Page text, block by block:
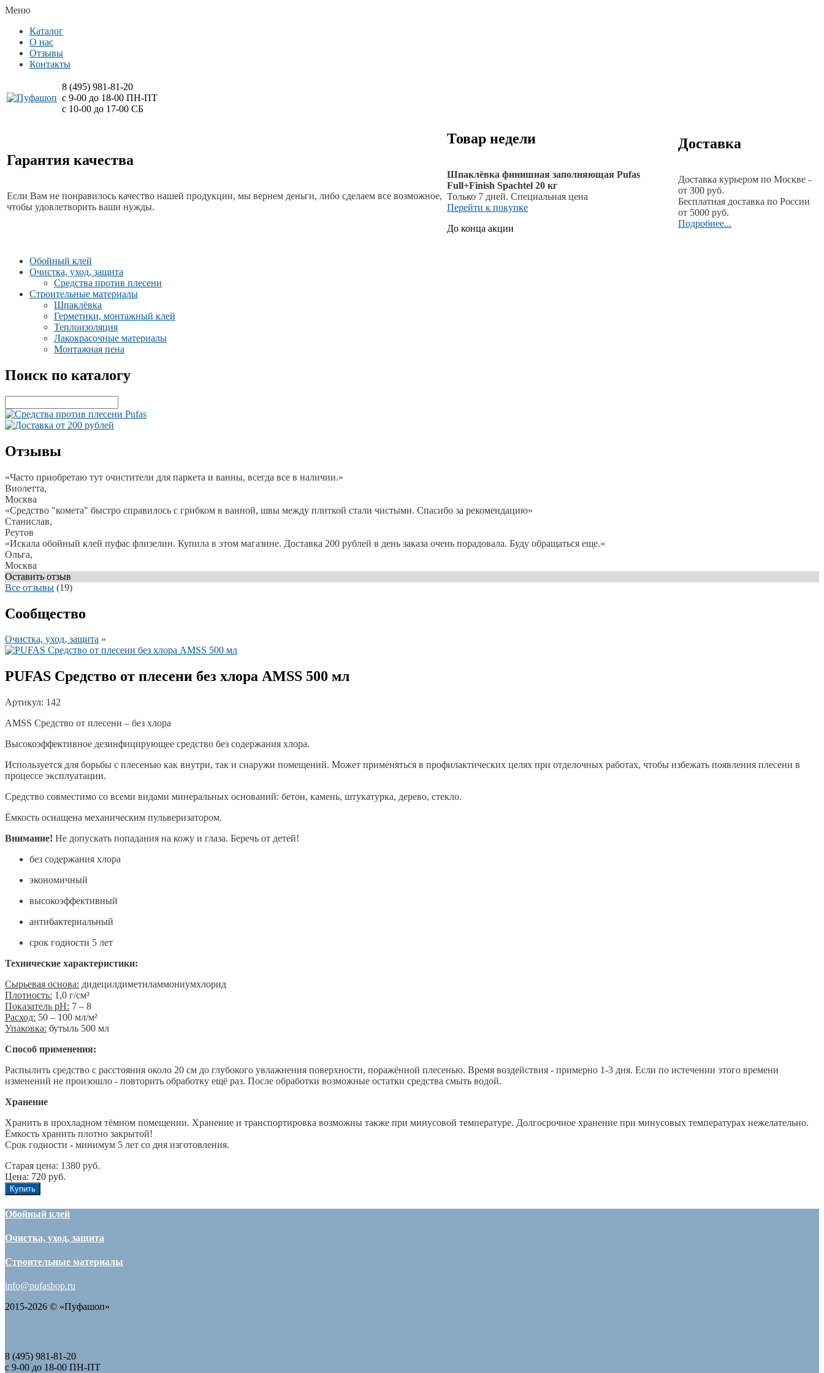
Меню
Каталог
О нас
Отзывы
Контакты
8 (495) 981-81-20
с 9-00 до 18-00 ПН-ПТ
с 10-00 до 17-00 СБ
Гарантия качества
Если Вам не понравилось качество нашей продукции, мы вернем деньги, либо сделаем все возможное,
чтобы удовлетворить ваши нужды.
Товар недели
Шпаклёвка финишная заполняющая Pufas
Full+Finish Spachtel 20 кг
Только 7 дней. Специальная цена
Перейти к покупке
До конца акции
Доставка
Доставка курьером по Москве -
от 300 руб.
Бесплатная доставка по России
от 5000 руб.
Подробнее...
Обойный клей
Очистка, уход, защита
Средства против плесени
Строительные материалы
Шпаклёвка
Герметики, монтажный клей
Теплоизоляция
Лакокрасочные материалы
Монтажная пена
Поиск по каталогу
Отзывы
«Часто приобретаю тут очистители для паркета и ванны, всегда все в наличии.»
Виолетта,
Москва
«Средство "комета" быстро справилось с грибком в ванной, швы между плиткой стали чистыми. Спасибо за рекомендацию»
Станислав,
Реутов
«Искала обойный клей пуфас флизелин. Купила в этом магазине. Доставка 200 рублей в день заказа очень порадовала. Буду обращаться еще.»
Ольга,
Москва
Оставить отзыв
Все отзывы (19)
Сообщество
Очистка, уход, защита »
PUFAS Средство от плесени без хлора AMSS 500 мл
Артикул: 142
AMSS Средство от плесени – без хлора
Высокоэффективное дезинфицирующее средство без содержания хлора.
Используется для борьбы с плесенью как внутри, так и снаружи помещений. Может применяться в профилактических целях при отделочных работах, чтобы избежать появления плесени в
процессе эксплуатации.
Средство совместимо со всеми видами минеральных оснований: бетон, камень, штукатурка, дерево, стекло.
Ёмкость оснащена механическим пульверизатором.
Внимание! Не допускать попадания на кожу и глаза. Беречь от детей!
без содержания хлора
экономичный
высокоэффективный
антибактериальный
срок годности 5 лет
Технические характеристики:
Сырьевая основа: дидецилдиметиламмониумхлорид
Плотность: 1,0 г/см³
Показатель pH: 7 – 8
Расход: 50 – 100 мл/м²
Упаковка: бутыль 500 мл
Способ применения:
Распылить средство с расстояния около 20 см до глубокого увлажнения поверхности, поражённой плесенью. Время воздействия - примерно 1-3 дня. Если по истечении этого времени
изменений не произошло - повторить обработку ещё раз. После обработки возможные остатки средства смыть водой.
Хранение
Хранить в прохладном тёмном помещении. Хранение и транспортировка возможны также при минусовой температуре. Долгосрочное хранение при минусовых температурах нежелательно.
Ёмкость хранить плотно закрытой!
Срок годности - минимум 5 лет со дня изготовления.
Старая цена: 1380 руб.
Цена: 720 руб.
Купить
Обойный клей
Очистка, уход, защита
Строительные материалы
info@pufashop.ru
2015-2026 © «Пуфашоп»
8 (495) 981-81-20
с 9-00 до 18-00 ПН-ПТ